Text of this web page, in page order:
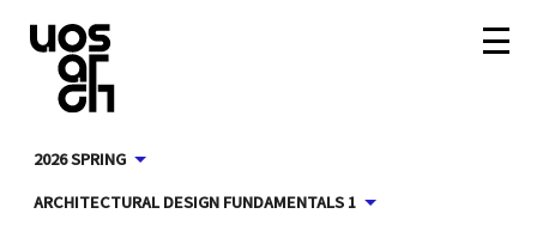
2026 SPRING
ARCHITECTURAL DESIGN FUNDAMENTALS 1